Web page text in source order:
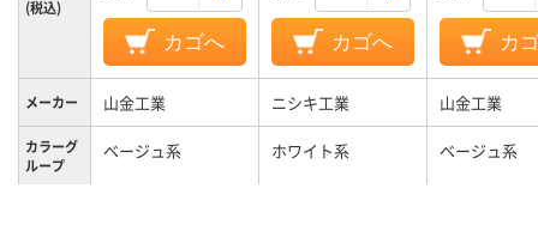
(税込)
カゴへ カゴへ カ
メーカー 山金工業 ニシキ工業 山金工業
カラーグ
ループ
ベージュ系 ホワイト系 ベージュ系